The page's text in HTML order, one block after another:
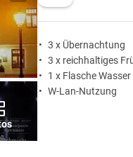
3 x Übernachtung
3 x reichhaltiges
1 x Flasche
W-Lan-Nutzung